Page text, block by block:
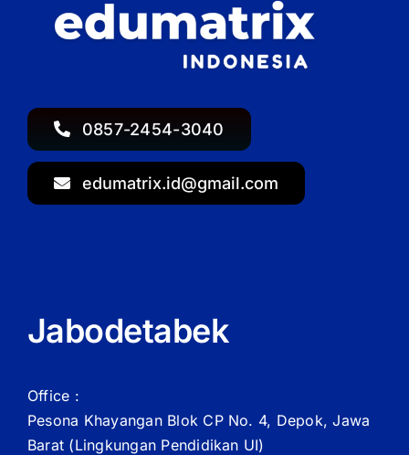
0857-2454-3040
edumatrix.id@gmail.com
Jabodetabek
Office :
Pesona Khayangan Blok CP No. 4, Depok, Jawa
Barat (Lingkungan Pendidikan UI)